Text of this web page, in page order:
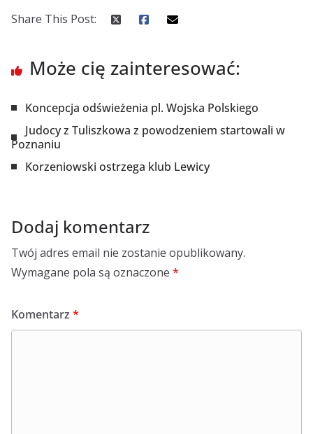
Share This Post:
Może cię zainteresować:
Koncepcja odświeżenia pl. Wojska Polskiego
Judocy z Tuliszkowa z powodzeniem startowali w
Poznaniu
Korzeniowski ostrzega klub Lewicy
Dodaj komentarz
Twój adres email nie zostanie opublikowany.
Wymagane pola są oznaczone *
Komentarz *